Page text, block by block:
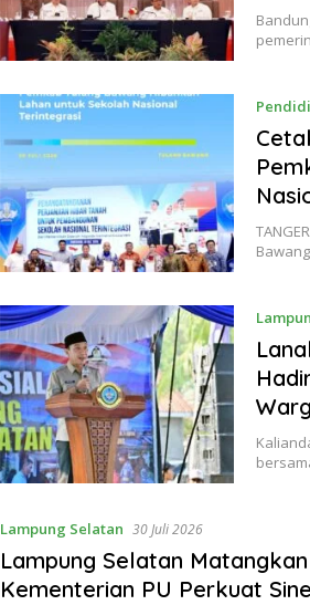
Lampung Selatan 30 Juli 2026
Lampung Selatan
Kementerian PU Perkuat